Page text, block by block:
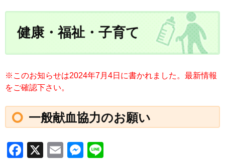
健康・福祉・子育て
※このお知らせは2024年7月4日に書かれました。最新情報
をご確認下さい。
一般献血協力のお願い
F
X
E
M